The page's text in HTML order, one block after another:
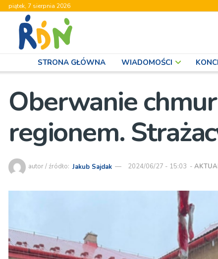
piątek, 7 sierpnia 2026
STRONA GŁÓWNA WIADOMOŚCI
Oberwanie
regionem.
autor / źródło: Jakub Sajdak 2024/06/27 - 15:03 -